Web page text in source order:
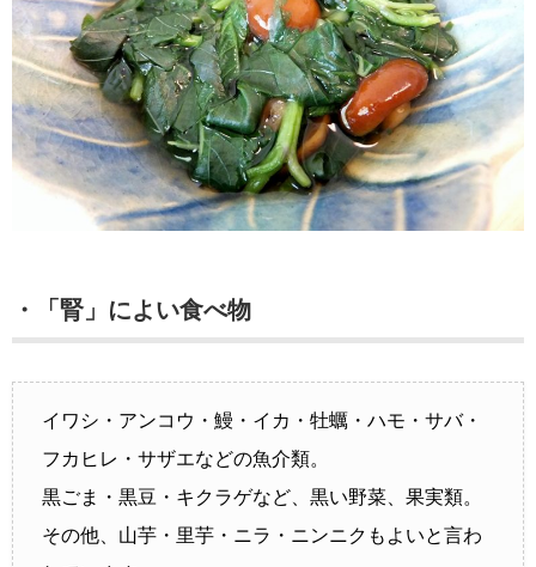
・「腎」によい食べ物
イワシ・アンコウ・鰻・イカ・牡蠣・ハモ・サバ・
フカヒレ・サザエなどの魚介類。
黒ごま・黒豆・キクラゲなど、黒い野菜、果実類。
その他、山芋・里芋・ニラ・ニンニクもよいと言わ